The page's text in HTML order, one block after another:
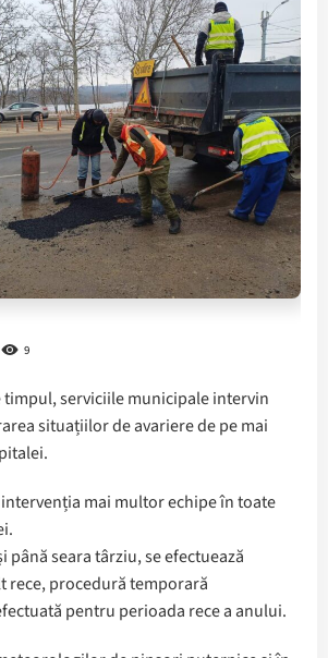
9
timpul, serviciile municipale intervin
situațiilor de avariere de pe mai
mai multor echipe în toate
până seara târziu, se efectuează
rece, procedură temporară
pentru perioada rece a anului.